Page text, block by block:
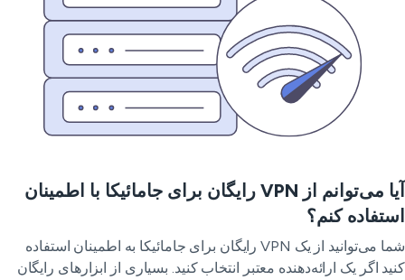
آیا می‌توانم از VPN رایگان برای جامائیکا با اطمینان
کنم؟
شما می‌توانید از یک VPN رایگان برای جامائیکا به اطمینان استفاده
اگر یک ارائه‌دهنده معتبر انتخاب کنید. بسیاری از ابزارهای رایگان